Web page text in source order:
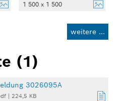
1 500 x 1 500
weitere ...
(1)
3026095A
224,5 KB